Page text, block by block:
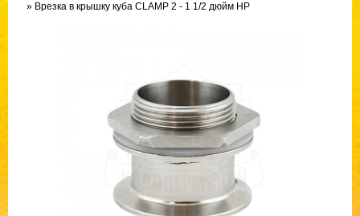
» Врезка в крышку куба CLAMP 2 - 1 1/2 дюйм НР